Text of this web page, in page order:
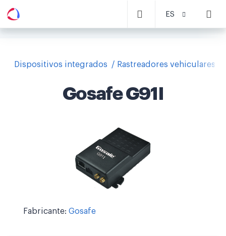
ES
Dispositivos integrados Rastreadores vehiculares
Gosafe G91I
Fabricante: Gosafe